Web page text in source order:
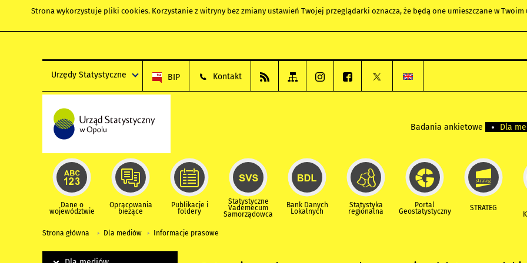
Strona wykorzystuje pliki cookies. Korzystanie z witryny bez zmiany ustawień Twojej przeglądarki oznacza, że będą one umieszczane w
Urzędy Statystyczne BIP Kontakt
Badania ankietowe Dla
Dane o
województwie
Opracowania
bieżące
Publikacje i
foldery
Statystyczne
Vademecum
Samorządowca
Bank Danych
Lokalnych
Statystyka
regionalna
Portal
Geostatystyczny STRATEG
Strona główna Dla mediów Informacje prasowe